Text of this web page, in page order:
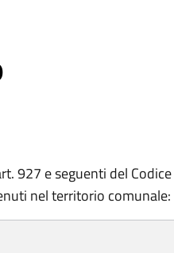
927 e seguenti del
nel territorio comunale: